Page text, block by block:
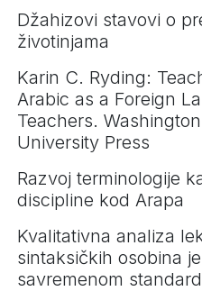
Džahizovi stavovi o
životinjama
Karin C. Ryding:
Arabic as a Foreign
Teachers.
University Press
Razvoj terminologije
discipline kod Arapa
Kvalitativna analiza
sintaksičkih osobina
savremenom